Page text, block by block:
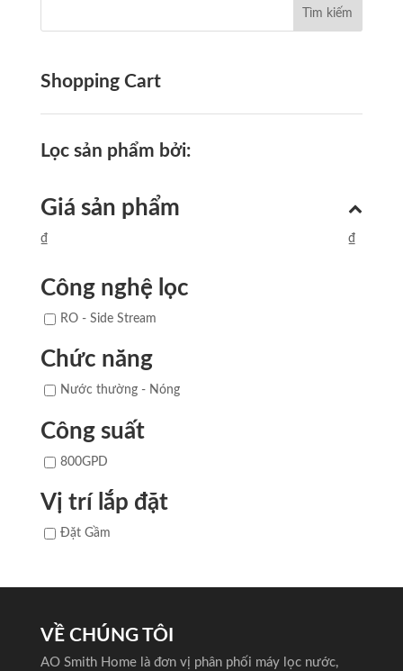
Shopping Cart
Lọc sản phẩm bởi:
Giá sản phẩm
₫ ₫
Công nghệ lọc
RO - Side Stream
Chức năng
Nước thường - Nóng
Công suất
800GPD
Vị trí lắp đặt
Đặt Gầm
VỀ CHÚNG TÔI
AO Smith Home là đơn vị phân phối máy lọc nước,